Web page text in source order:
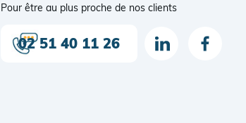
Pour être au plus proche de nos clients
02 51 40 11 26